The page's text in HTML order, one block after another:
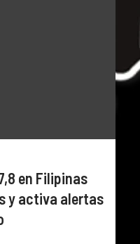
en Filipinas
y activa alertas